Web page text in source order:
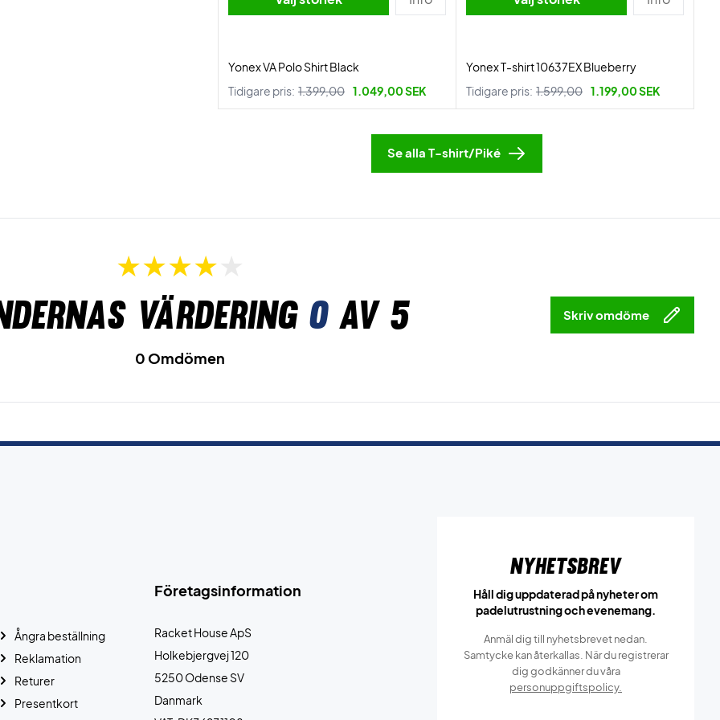
Yonex VA Polo Shirt Black
Tidigare pris: 1.399,00 1.049,00 SEK
Yonex T-shirt 10637EX Blueberry
Tidigare pris: 1.599,00 1.199,00 SEK
Se alla T-shirt/Piké
värdering 0av 5 Skriv omdöme
0 Omdömen
Företagsinformation
Racket House ApS
Holkebjergvej 120
5250 Odense SV
Danmark
Ångra beställning
Reklamation
Returer
Presentkort
Nyhetsbrev
Håll dig uppdaterad på nyheter om
padelutrustning och evenemang.
Anmäl dig till nyhetsbrevet nedan.
Samtycke kan återkallas. När du registrerar
dig godkänner du våra
personuppgiftspolicy.